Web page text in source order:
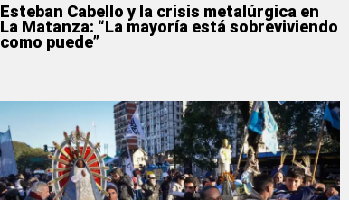
Esteban Cabello y la crisis metalúrgica en
La Matanza: “La mayoría está sobreviviendo
como puede”